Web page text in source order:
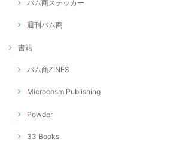
バム商ステッカー
週刊バム商
書籍
バム商ZINES
Microcosm Publishing
Powder
33 Books